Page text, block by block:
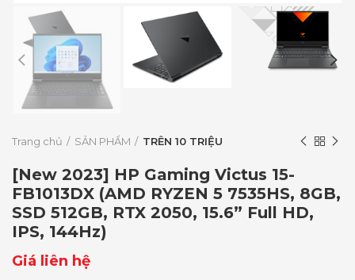
Trang chủ SẢN PHẨM TRÊN 10 TRIỆU
[New 2023] HP Gaming Victus 15-
FB1013DX (AMD RYZEN 5 7535HS, 8GB,
SSD 512GB, RTX 2050, 15.6” Full HD,
IPS, 144Hz)
Giá liên hệ